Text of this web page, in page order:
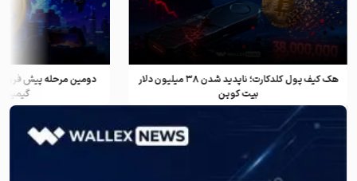
هک کیف پول کلدکارت؛ ناپدید شدن ۳۸ میلیون دلار
بیت کوین
دومین مرحله پیش